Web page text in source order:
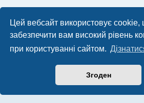
Цей вебсайт використовує cookie,
забезпечити вам високий рівень
при користуванні сайтом.
Згоден
spas1307
Re: Подствольные лазерные
Лазерный прицел Laser scope (зеленый